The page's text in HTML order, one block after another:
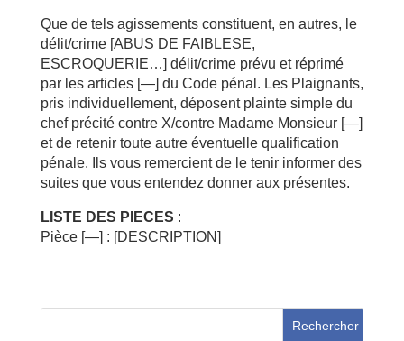
Que de tels agissements constituent, en autres, le
délit/crime [ABUS DE FAIBLESE,
ESCROQUERIE…] délit/crime prévu et réprimé
par les articles [—] du Code pénal. Les Plaignants,
pris individuellement, déposent plainte simple du
chef précité contre X/contre Madame Monsieur [—]
et de retenir toute autre éventuelle qualification
pénale. Ils vous remercient de le tenir informer des
suites que vous entendez donner aux présentes.
LISTE DES PIECES :
Pièce [—] : [DESCRIPTION]